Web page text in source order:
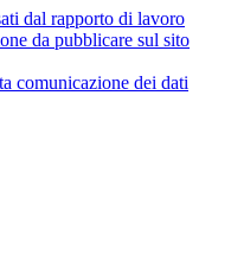
dal rapporto di lavoro
da pubblicare sul sito
comunicazione dei dati